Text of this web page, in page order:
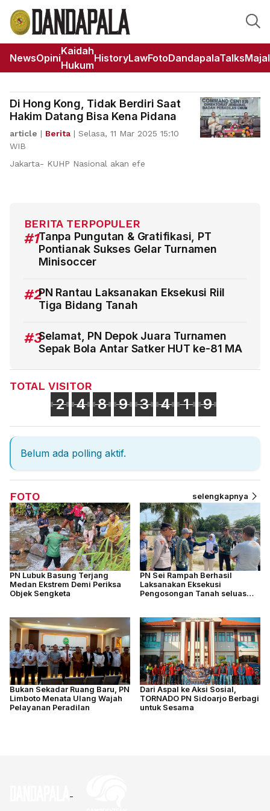
NewsOpini
Kaidah
Hukum
HistoryLawFotoDandapalaTalks
Di Hong Kong, Tidak Berdiri Saat
Hakim Datang Bisa Kena Pidana
article | Berita | Selasa, 11 Mar 2025 15:10
WIB
Jakarta- KUHP Nasional akan efe
BERITA TERPOPULER
#1Tanpa Pungutan & Gratifikasi, PT
Pontianak Sukses Gelar Turnamen
Minisoccer
#2PN Rantau Laksanakan Eksekusi Riil
Tiga Bidang Tanah
#3Selamat, PN Depok Juara Turnamen
Sepak Bola Antar Satker HUT ke-81 MA
TOTAL VISITOR
2 4 8 9 3 4 1 9
Belum ada polling aktif.
FOTO selengkapnya
PN Lubuk Basung Terjang
Medan Ekstrem Demi Periksa
Objek Sengketa
PN Sei Rampah Berhasil
Laksanakan Eksekusi
Pengosongan Tanah seluas
Bukan Sekadar Ruang Baru, PN
Limboto Menata Ulang Wajah
Pelayanan Peradilan
Dari Aspal ke Aksi Sosial,
TORNADO PN Sidoarjo Berbagi
untuk Sesama